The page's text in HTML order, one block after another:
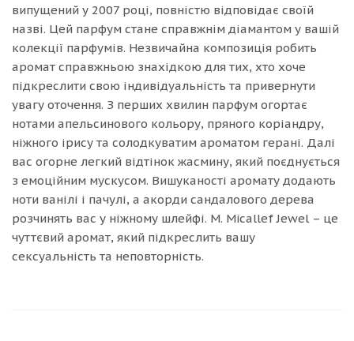
випущений у 2007 році, повністю відповідає своїй
назві. Цей парфум стане справжнім діамантом у вашій
колекції парфумів. Незвичайна композиція робить
аромат справжньою знахідкою для тих, хто хоче
підкреслити свою індивідуальність та привернути
увагу оточення. З перших хвилин парфум огортає
нотами апельсинового кольору, пряного коріандру,
ніжного ірису та солодкуватим ароматом герані. Далі
вас огорне легкий відтінок жасмину, який поєднується
з емоційним мускусом. Вишуканості аромату додають
ноти ванілі і пачулі, а акорди сандалового дерева
розчинять вас у ніжному шлейфі. M. Micallef Jewel – це
чуттєвий аромат, який підкреслить вашу
сексуальність та неповторність.